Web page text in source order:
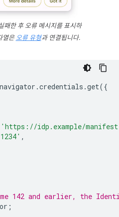
패한 후 오류 메시지를 표시하
열은 오류 유형과 연결됩니다.
navigator .credentials .get({
'https://idp.example/
,
142 and earlier, the
;